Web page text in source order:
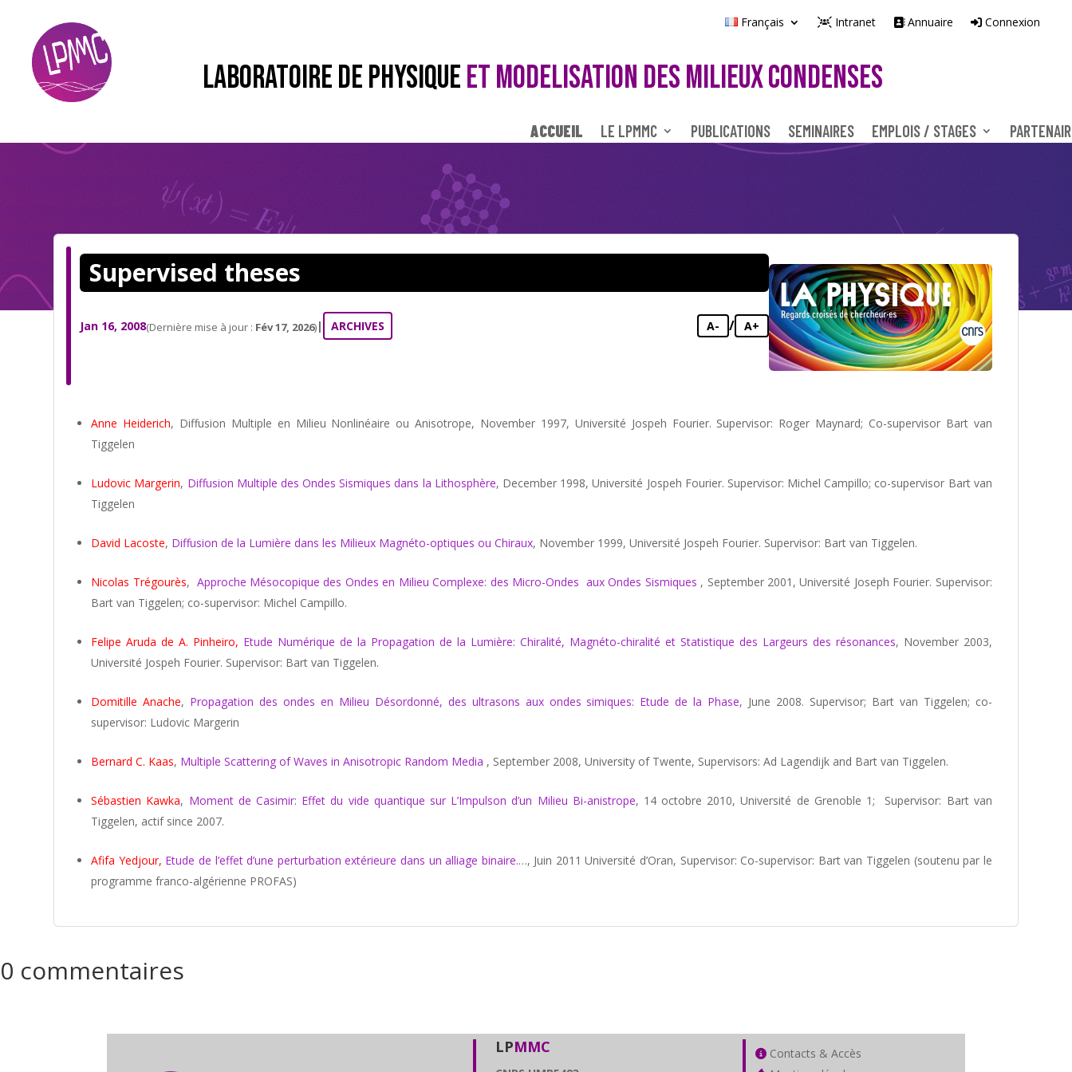
Français Intranet Annuaire Connexion
LABORATOIRE DE PHYSIQUEET MODELISATION DES MILIEUX CONDENSES
ACCUEIL LE LPMMC PUBLICATIONS SEMINAIRES EMPLOIS / STAGES
Supervised theses
Jan 16, 2008(Dernière mise à jour : Fév 17, 2026)| ARCHIVES A- / A+
Anne Heiderich, Diffusion Multiple en Milieu Nonlinéaire ou Anisotrope, November 1997, Université Jospeh Fourier. Supervisor: Roger Maynard; Co-supervisor Bart van
Tiggelen
Ludovic Margerin, Diffusion Multiple des Ondes Sismiques dans la Lithosphère, December 1998, Université Jospeh Fourier. Supervisor: Michel Campillo; co-supervisor Bart van
Tiggelen
David Lacoste, Diffusion de la Lumière dans les Milieux Magnéto-optiques ou Chiraux, November 1999, Université Jospeh Fourier. Supervisor: Bart van Tiggelen.
Nicolas Trégourès, Approche Mésocopique des Ondes en Milieu Complexe: des Micro-Ondes aux Ondes Sismiques , September 2001, Université Joseph Fourier. Supervisor:
Bart van Tiggelen; co-supervisor: Michel Campillo.
Felipe Aruda de A. Pinheiro, Etude Numérique de la Propagation de la Lumière: Chiralité, Magnéto-chiralité et Statistique des Largeurs des résonances, November 2003,
Université Jospeh Fourier. Supervisor: Bart van Tiggelen.
Domitille Anache, Propagation des ondes en Milieu Désordonné, des ultrasons aux ondes simiques: Etude de la Phase, June 2008. Supervisor; Bart van Tiggelen; co-
supervisor: Ludovic Margerin
Bernard C. Kaas, Multiple Scattering of Waves in Anisotropic Random Media , September 2008, University of Twente, Supervisors: Ad Lagendijk and Bart van Tiggelen.
Sébastien Kawka, Moment de Casimir: Effet du vide quantique sur L’Impulson d’un Milieu Bi-anistrope, 14 octobre 2010, Université de Grenoble 1; Supervisor: Bart van
Tiggelen, actif since 2007.
Afifa Yedjour, Etude de l’effet d’une perturbation extérieure dans un alliage binaire.…, Juin 2011 Université d’Oran, Supervisor: Co-supervisor: Bart van Tiggelen (soutenu par le
programme franco-algérienne PROFAS)
0 commentaires
LPMMC
Contacts & Accès